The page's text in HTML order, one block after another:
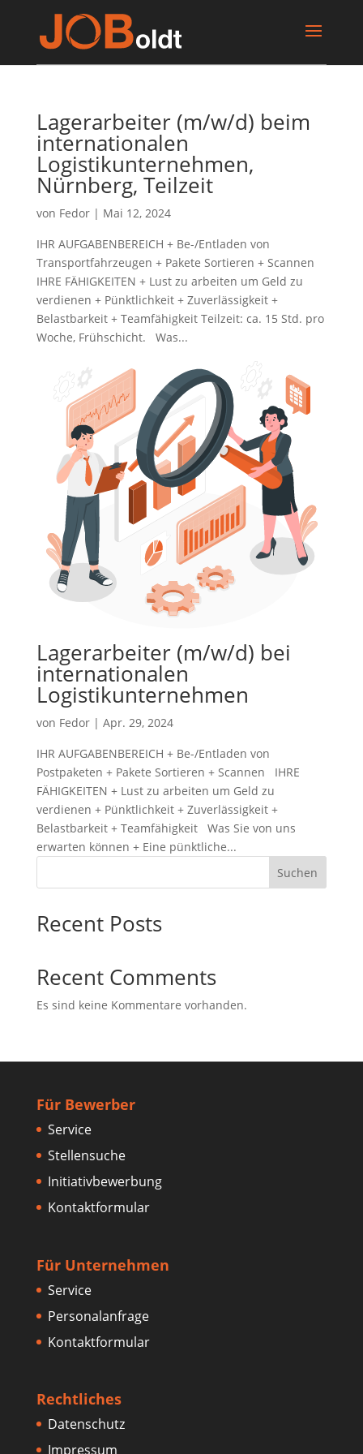
Lagerarbeiter (m/w/d) beim
internationalen
Logistikunternehmen,
Nürnberg, Teilzeit
von Fedor| Mai 12, 2024
IHR AUFGABENBEREICH + Be-/Entladen von
Transportfahrzeugen + Pakete Sortieren + Scannen
IHRE FÄHIGKEITEN + Lust zu arbeiten um Geld zu
verdienen + Pünktlichkeit + Zuverlässigkeit +
Belastbarkeit + Teamfähigkeit Teilzeit: ca. 15 Std. pro
Woche, Frühschicht. Was...
Lagerarbeiter (m/w/d) bei
internationalen
Logistikunternehmen
von Fedor| Apr. 29, 2024
IHR AUFGABENBEREICH + Be-/Entladen von
Postpaketen + Pakete Sortieren + Scannen IHRE
FÄHIGKEITEN + Lust zu arbeiten um Geld zu
verdienen + Pünktlichkeit + Zuverlässigkeit +
Belastbarkeit + Teamfähigkeit Was Sie von uns
erwarten können + Eine pünktliche...
Suchen
Recent Posts
Recent Comments
Es sind keine Kommentare vorhanden.
Für Bewerber
Service
Stellensuche
Initiativbewerbung
Kontaktformular
Für Unternehmen
Service
Personalanfrage
Kontaktformular
Rechtliches
Datenschutz
Impressum